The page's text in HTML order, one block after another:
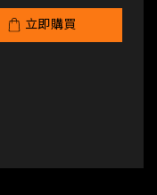
立即購買